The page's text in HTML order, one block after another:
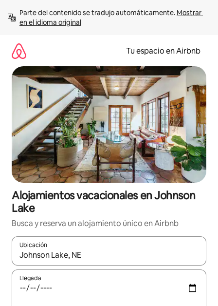
contenido
Parte del contenido se tradujo automáticamente. Mostrar
en el idioma original
Tu espacio en Airbnb
Alojamientos vacacionales en Johnson
Lake
Busca y reserva un alojamiento único en Airbnb
Ubicación
Cuando los resultados estén disponibles, podrás navegar
Llegada